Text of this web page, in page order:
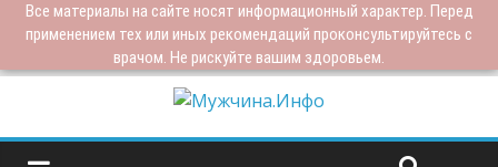
Все материалы на сайте носят информационный характер. Перед
применением тех или иных рекомендаций проконсультируйтесь с
врачом. Не рискуйте вашим здоровьем.